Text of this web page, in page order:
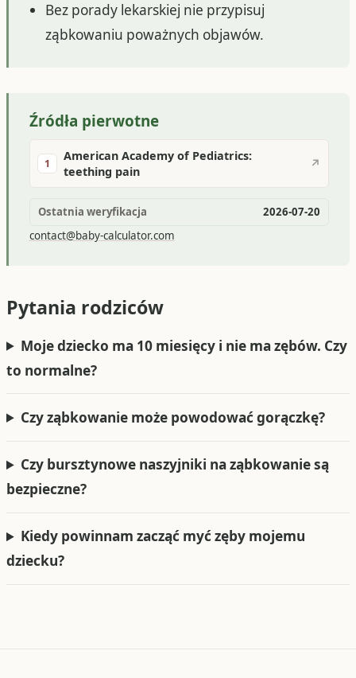
Bez porady lekarskiej nie przypisuj
ząbkowaniu poważnych objawów.
Źródła pierwotne
1
American Academy of Pediatrics:
teething pain
↗
Ostatnia weryfikacja
2026-07-20
contact@baby-calculator.com
Pytania rodziców
Moje dziecko ma 10 miesięcy i nie ma zębów. Czy
to normalne?
Czy ząbkowanie może powodować gorączkę?
Czy bursztynowe naszyjniki na ząbkowanie są
bezpieczne?
Kiedy powinnam zacząć myć zęby mojemu
dziecku?